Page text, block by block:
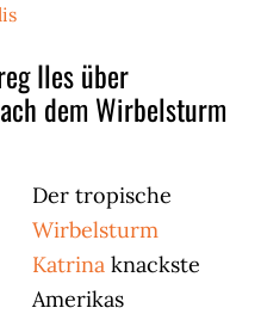
Iles über
dem Wirbelsturm
Der tropische
Wirbelsturm
Katrina knackste
Amerikas